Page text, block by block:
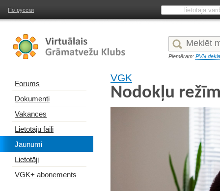
По-русски
Piemēram: PVN
Forums
Dokumenti
Vakances
Lietotāju faili
Jaunumi
Lietotāji
VGK+ abonements
VGK
Nodokļu